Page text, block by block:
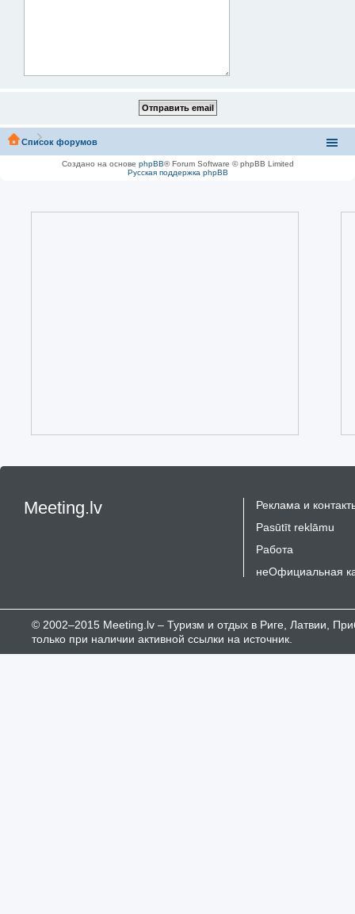
Список форумов
Создано на основе phpBB® Forum Software © phpBB Limited
Русская поддержка phpBB
Meeting.lv
Реклама и
Pasūtīt reklāmu
Работа
неОфициальная
© 2002–2015 Meeting.lv – Туризм и отдых в Риге, Латвии,
только при наличии активной ссылки на источник.